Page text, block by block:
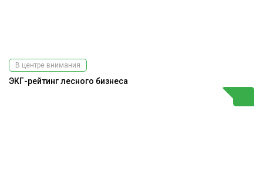
В центре внимания
ЭКГ-рейтинг лесного бизнеса